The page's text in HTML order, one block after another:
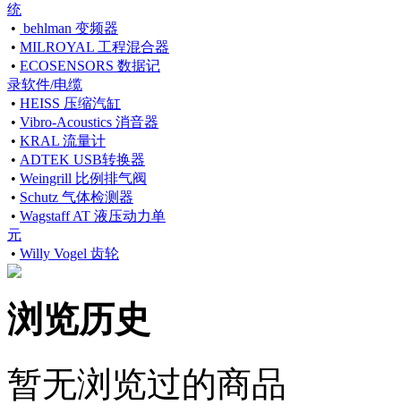
统
• behlman 变频器
• MILROYAL 工程混合器
• ECOSENSORS 数据记
录软件/电缆
• HEISS 压缩汽缸
• Vibro-Acoustics 消音器
• KRAL 流量计
• ADTEK USB转换器
• Weingrill 比例排气阀
• Schutz 气体检测器
• Wagstaff AT 液压动力单
元
• Willy Vogel 齿轮
浏览历史
暂无浏览过的商品